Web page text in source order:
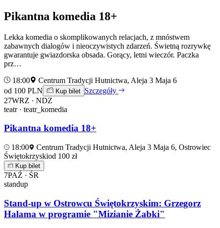
Pikantna komedia 18+
Lekka komedia o skomplikowanych relacjach, z mnóstwem
zabawnych dialogów i nieoczywistych zdarzeń. Świetną rozrywkę
gwarantuje gwiazdorska obsada. Gorący, letni wieczór. Paczka
prz…
18:00
Centrum Tradycji Hutnictwa, Aleja 3 Maja 6
od 100 PLN
Kup bilet Szczegóły
27WRZ · NDZ
teatr · teatr_komedia
Pikantna komedia 18+
18:00
Centrum Tradycji Hutnictwa, Aleja 3 Maja 6, Ostrowiec
Świętokrzyskiod 100 zł
Kup bilet
7PAŹ · ŚR
standup
Stand-up w Ostrowcu Świętokrzyskim: Grzegorz
Halama w programie "Mizianie Żabki"